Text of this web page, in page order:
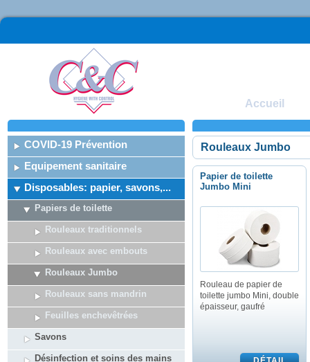
Accueil
COVID-19 Prévention
Equipement sanitaire
Disposables: papier, savons,...
Papiers de toilette
Rouleaux traditionnels
Rouleaux avec embouts
Rouleaux Jumbo
Rouleaux sans mandrin
Feuilles enchevêtrées
Savons
Désinfection et soins des mains
Rouleaux Jumbo
Papier de toilette
Jumbo Mini
Rouleau de papier de
toilette jumbo Mini, double
épaisseur, gaufré